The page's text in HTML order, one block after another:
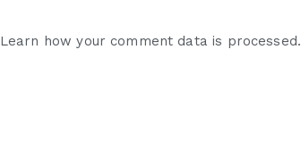
Learn how your comment data is processed.